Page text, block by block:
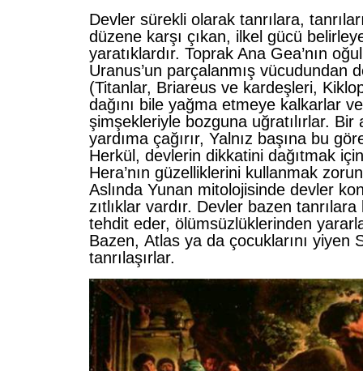
Devler sürekli o­larak tanrılara,
düzene karşı çıkan, ilkel gücü
yaratıklardır. Toprak Ana Gea’nın
Uranus’un parçalanmış vücudundan
(Titanlar, Briareus ve kardeşleri,
dağını bile yağma etmeye kalkarlar
şimşekleriyle bozguna uğratılırlar. Bir
yardıma çağırır, Yalnız başına bu
Herkül, devlerin dikkatini dağıtmak
Hera’nın güzelliklerini kullanmak
Aslında Yunan mitolojisinde devler
zıtlıklar vardır. Devler bazen tanrılara
tehdit eder, ölümsüzlüklerinden
Bazen, Atlas ya da çocuklarını yiyen
tanrılaşırlar.